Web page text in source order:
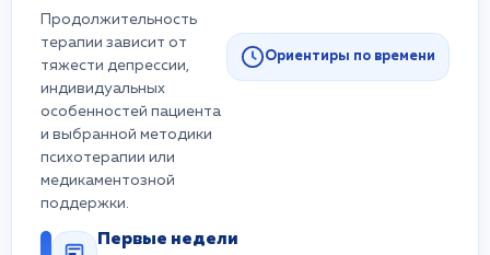
Продолжительность
терапии зависит от
тяжести депрессии,
индивидуальных
особенностей пациента
и выбранной методики
психотерапии или
медикаментозной
поддержки.
Ориентиры по времени
Первые недели